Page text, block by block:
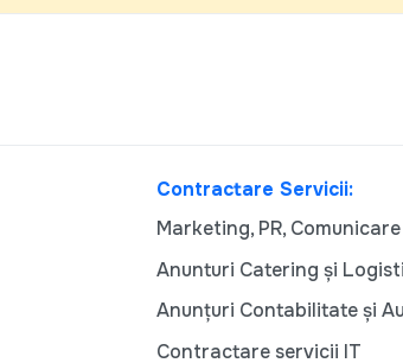
Contractare Servicii:
Marketing, PR, Comunicare
Anunturi Catering și
Anunțuri Contabilitate și
Contractare servicii IT